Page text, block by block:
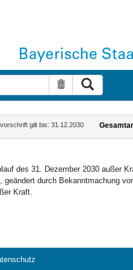
Suche
gilt bis: 31.12.2030
des 31. Dezember 2030 außer
durch Bekanntmachung
Kraft.